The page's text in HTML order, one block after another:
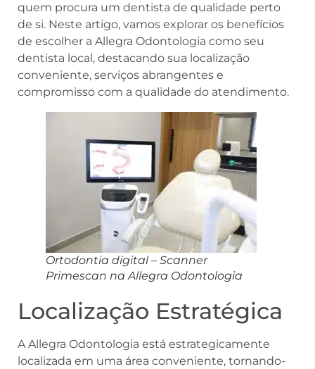
quem procura um dentista de qualidade perto
de si. Neste artigo, vamos explorar os benefícios
de escolher a Allegra Odontologia como seu
dentista local, destacando sua localização
conveniente, serviços abrangentes e
compromisso com a qualidade do atendimento.
Ortodontia digital – Scanner
Primescan na Allegra Odontologia
Localização Estratégica
A Allegra Odontologia está estrategicamente
localizada em uma área conveniente, tornando-